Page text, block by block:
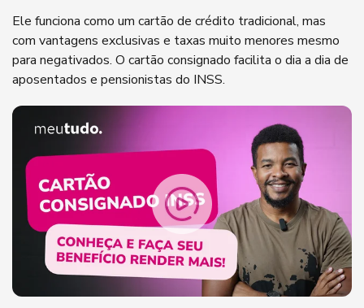
Ele funciona como um cartão de crédito tradicional, mas
com vantagens exclusivas e taxas muito menores mesmo
para negativados. O cartão consignado facilita o dia a dia de
aposentados e pensionistas do INSS.